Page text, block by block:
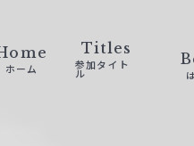
ホーム
Titles
参加タイト
ル